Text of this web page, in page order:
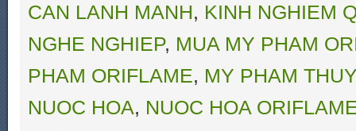
CAN LANH MANH, KINH NGHIEM
NGHE NGHIEP, MUA MY PHAM
PHAM ORIFLAME, MY PHAM
NUOC HOA, NUOC HOA